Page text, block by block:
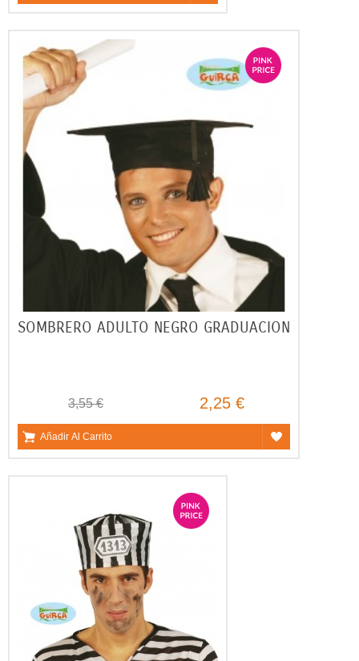
SOMBRERO ADULTO NEGRO GRADUACION
3,55 € 2,25 €
Añadir Al Carrito